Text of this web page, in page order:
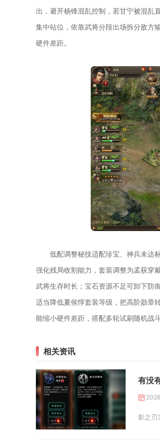
出，避开杨锋混乱控制，若甘宁被混乱
集中站位，依靠武将分段出场拆分敌方
硬件差距。
低配调整秘技适配珍宝、神兵未达
强化残局收割能力，套装调整为孟获穿
武将生存时长；宝石资源不足可卸下防
适当降低夏侯惇套装等级，把高阶勋章
能缩小硬件差距，搭配多轮试刷随机战
相关资讯
有没
影之刃